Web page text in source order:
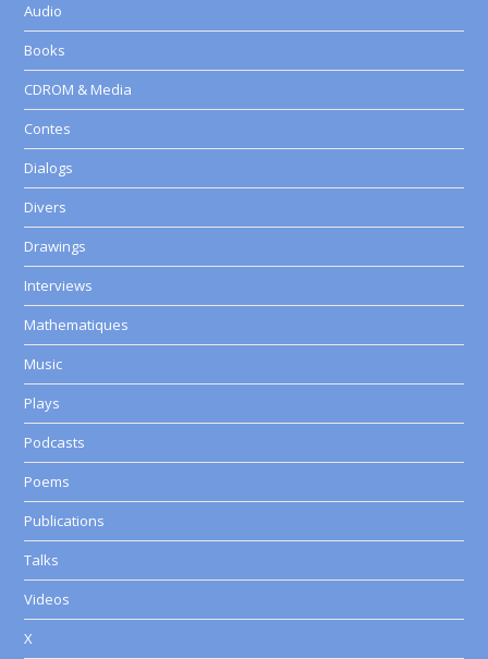
Audio
Books
CDROM & Media
Contes
Dialogs
Divers
Drawings
Interviews
Mathematiques
Music
Plays
Podcasts
Poems
Publications
Talks
Videos
X